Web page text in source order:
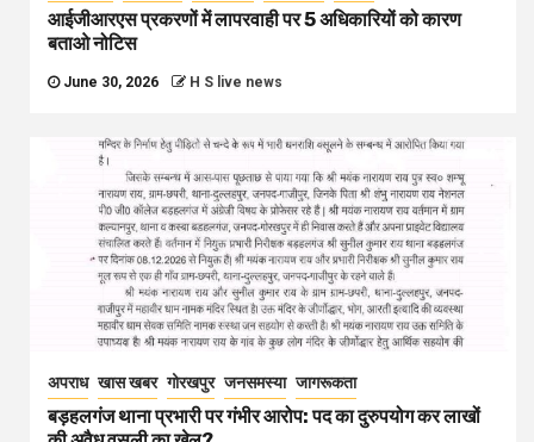
आईजीआरएस प्रकरणों में लापरवाही पर 5 अधिकारियों को कारण
बताओ नोटिस
June 30, 2026 H S live news
अपराध खास खबर गोरखपुर जनसमस्या जागरूकता
बड़हलगंज थाना प्रभारी पर गंभीर आरोप: पद का दुरुपयोग कर लाखों